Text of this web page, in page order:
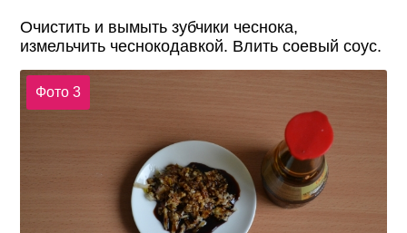
Очистить и вымыть зубчики чеснока,
измельчить чеснокодавкой. Влить соевый соус.
Фото 3